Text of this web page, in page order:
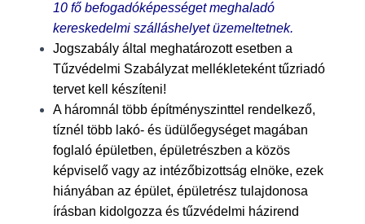
10 fő befogadóképességet meghaladó
kereskedelmi szálláshelyet üzemeltetnek.
Jogszabály által meghatározott esetben a
Tűzvédelmi Szabályzat mellékleteként tűzriadó
tervet kell készíteni!
A háromnál több építményszinttel rendelkező,
tíznél több lakó- és üdülőegységet magában
foglaló épületben, épületrészben a közös
képviselő vagy az intézőbizottság elnöke, ezek
hiányában az épület, épületrész tulajdonosa
írásban kidolgozza és tűzvédelmi házirend